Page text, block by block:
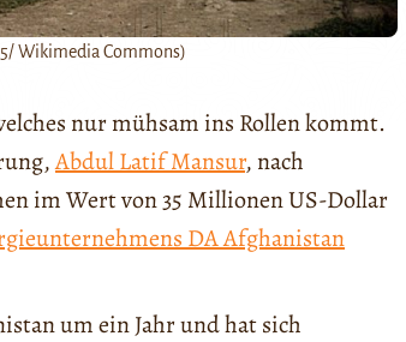
Wikimedia Commons)
nur mühsam ins Rollen kommt.
Abdul Latif Mansur, nach
im Wert von 35 Millionen US-Dollar
DA Afghanistan
um ein Jahr und hat sich